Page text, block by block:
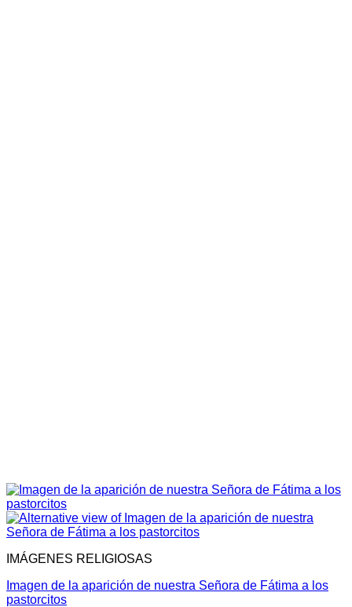
IMÁGENES RELIGIOSAS
Imagen de la aparición de nuestra Señora de Fátima a los
pastorcitos